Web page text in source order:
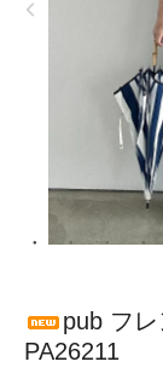
pub フ
PA26211